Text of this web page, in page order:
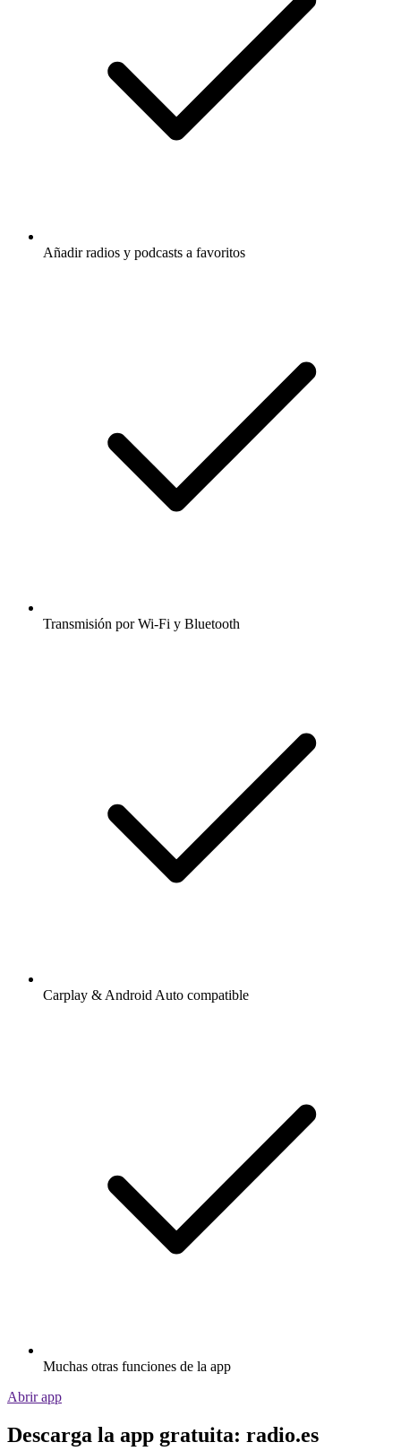
Añadir radios y podcasts a favoritos
Transmisión por Wi-Fi y Bluetooth
Carplay & Android Auto compatible
Muchas otras funciones de la app
Abrir app
Descarga la app gratuita: radio.es